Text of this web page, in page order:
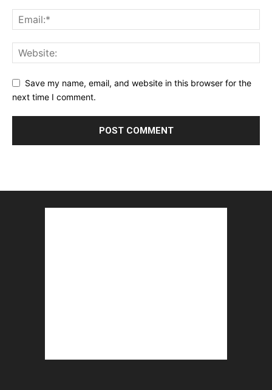
Save my name, email, and website in this browser for the
next time I comment.